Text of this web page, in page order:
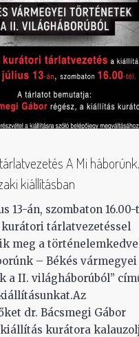
A Mi
kiállításban
13-án, szombaton 16.00-
tárlatvezetéssel
meg a
– Békés vármegyei
a II. világháborúból”
dr. Bácsmegi Gábor
kiállítás kurátora